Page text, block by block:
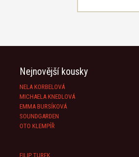
Nejnovější kousky
NELA KORBELOVÁ
MICHAELA KNEDLOVÁ
EMMA BURSÍKOVÁ
SOUNDGARDEN
OTO KLEMPÍŘ
FILIP TUREK